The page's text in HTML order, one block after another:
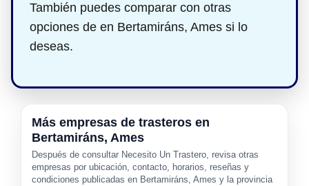
También puedes comparar con otras
opciones de en Bertamiráns, Ames si lo
deseas.
Más empresas de trasteros en
Bertamiráns, Ames
Después de consultar Necesito Un Trastero, revisa otras
empresas por ubicación, contacto, horarios, reseñas y
condiciones publicadas en Bertamiráns, Ames y la provincia